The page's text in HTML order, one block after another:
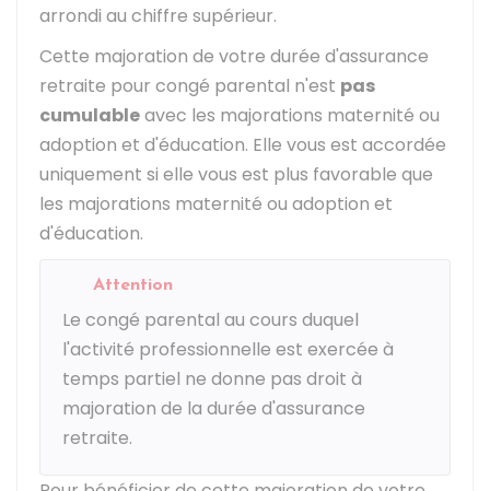
arrondi au chiffre supérieur.
Cette majoration de votre durée d'assurance
retraite pour congé parental n'est pas
cumulableavec les majorations maternité ou
adoption et d'éducation. Elle vous est accordée
uniquement si elle vous est plus favorable que
les majorations maternité ou adoption et
d'éducation.
Attention
Le congé parental au cours duquel
l'activité professionnelle est exercée à
temps partiel ne donne pas droit à
majoration de la durée d'assurance
retraite.